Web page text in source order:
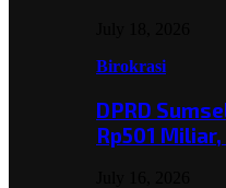
Birokrasi
DPRD
Rp501